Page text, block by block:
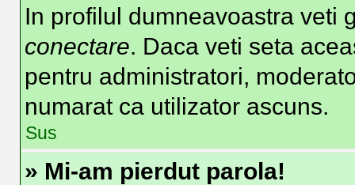
In profilul dumneavoastra veti
conectare. Daca veti seta
pentru administratori,
numarat ca utilizator ascuns.
Sus
» Mi-am pierdut parola!